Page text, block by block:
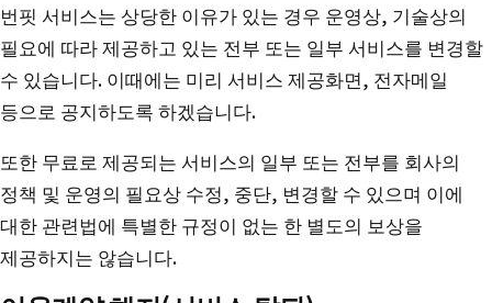
번핏 서비스는 상당한 이유가 있는 경우 운영상, 기술상의
필요에 따라 제공하고 있는 전부 또는 일부 서비스를 변경할
수 있습니다. 이때에는 미리 서비스 제공화면, 전자메일
등으로 공지하도록 하겠습니다.
또한 무료로 제공되는 서비스의 일부 또는 전부를 회사의
정책 및 운영의 필요상 수정, 중단, 변경할 수 있으며 이에
대한 관련법에 특별한 규정이 없는 한 별도의 보상을
제공하지는 않습니다.